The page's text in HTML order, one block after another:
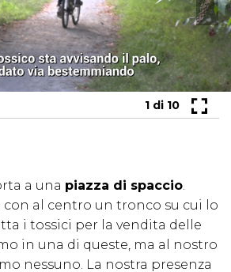
1 di 10
a una piazza di spaccio.
con al centro un tronco su cui lo
i tossici per la vendita delle
in una di queste, ma al nostro
nessuno. La nostra presenza